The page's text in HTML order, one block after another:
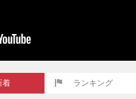
着 ランキング